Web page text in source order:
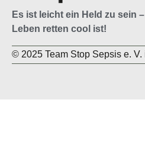
Es ist leicht ein Held zu sein –
Leben retten cool ist!
© 2025 Team Stop Sepsis e. V.